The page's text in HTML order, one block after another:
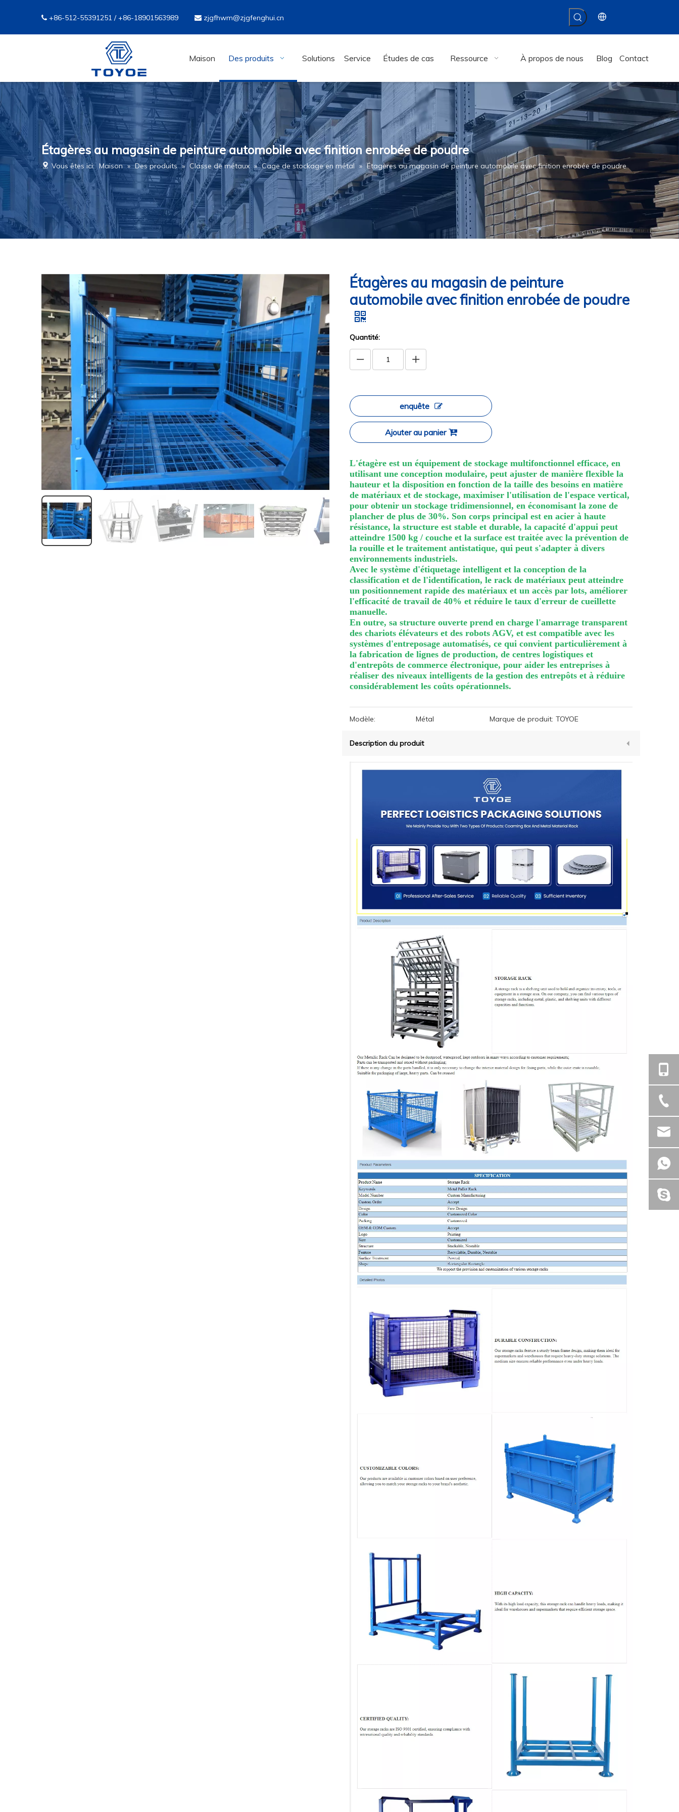
 +86-512-55391251 / +86-18901563989  zjgfhwm@zjgfenghui.cn
Maison Des produits Solutions Service Études de cas Ressource À propos de nous Blog Contact
Étagères au magasin de peinture automobile avec finition enrobée de poudre
Vous êtes ici: Maison » Des produits » Classe de métaux » Cage de stockage en métal » Étagères au magasin de peinture automobile avec finition enrobée de poudre
Étagères au magasin de peinture
automobile avec finition enrobée de poudre
Quantité:
enquête
Ajouter au panier
L'étagère est un équipement de stockage multifonctionnel efficace, en
utilisant une conception modulaire, peut ajuster de manière flexible la
hauteur et la disposition en fonction de la taille des besoins en matière
de matériaux et de stockage, maximiser l'utilisation de l'espace vertical,
pour obtenir un stockage tridimensionnel, en économisant la zone de
plancher de plus de 30%. Son corps principal est en acier à haute
résistance, la structure est stable et durable, la capacité d'appui peut
atteindre 1500 kg / couche et la surface est traitée avec la prévention de
la rouille et le traitement antistatique, qui peut s'adapter à divers
environnements industriels.
Avec le système d'étiquetage intelligent et la conception de la
classification et de l'identification, le rack de matériaux peut atteindre
un positionnement rapide des matériaux et un accès par lots, améliorer
l'efficacité de travail de 40% et réduire le taux d'erreur de cueillette
manuelle.
En outre, sa structure ouverte prend en charge l'amarrage transparent
des chariots élévateurs et des robots AGV, et est compatible avec les
systèmes d'entreposage automatisés, ce qui convient particulièrement à
la fabrication de lignes de production, de centres logistiques et
d'entrepôts de commerce électronique, pour aider les entreprises à
réaliser des niveaux intelligents de la gestion des entrepôts et à réduire
considérablement les coûts opérationnels.
Modèle: Métal Marque de produit: TOYOE
Description du produit